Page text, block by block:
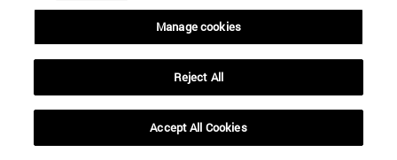
Manage cookies
Reject All
Accept All Cookies